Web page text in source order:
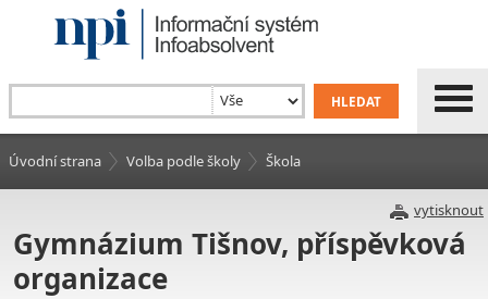
Úvodní strana Volba podle školy Škola
vytisknout
Gymnázium Tišnov, příspěvková
organizace